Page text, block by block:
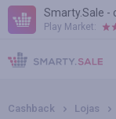
Smarty.Sale -
Play Market:
AJUDA
TERMOS DE USO
Cashback Lojas